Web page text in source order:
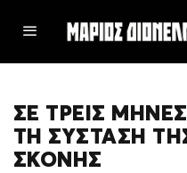
ΣΕ ΤΡΕΙΣ
ΤΗ ΣΥΣΤΑΣΗ
ΣΚΟΝΗΣ